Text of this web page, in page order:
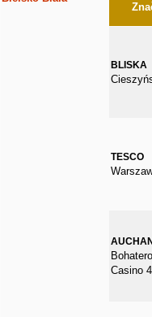
BLISKA
TESCO
Casino